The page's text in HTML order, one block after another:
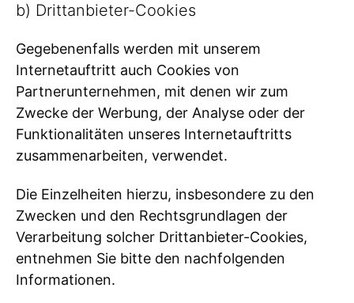
b) Drittanbieter-Cookies
Gegebenenfalls werden mit unserem
Internetauftritt auch Cookies von
Partnerunternehmen, mit denen wir zum
Zwecke der Werbung, der Analyse oder der
Funktionalitäten unseres Internetauftritts
zusammenarbeiten, verwendet.
Die Einzelheiten hierzu, insbesondere zu den
Zwecken und den Rechtsgrundlagen der
Verarbeitung solcher Drittanbieter-Cookies,
entnehmen Sie bitte den nachfolgenden
Informationen.